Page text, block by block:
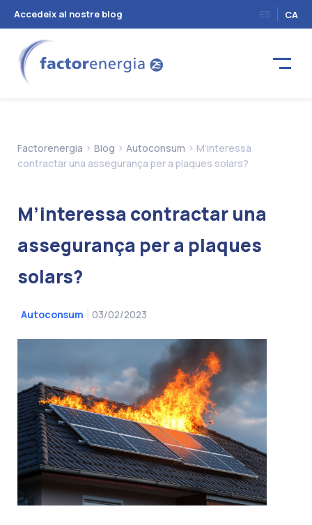
Accedeix al nostre blog ES CA
Factorenergia > Blog > Autoconsum > M’interessa
contractar una assegurança per a plaques solars?
M’interessa contractar una
assegurança per a plaques
solars?
Autoconsum 03/02/2023